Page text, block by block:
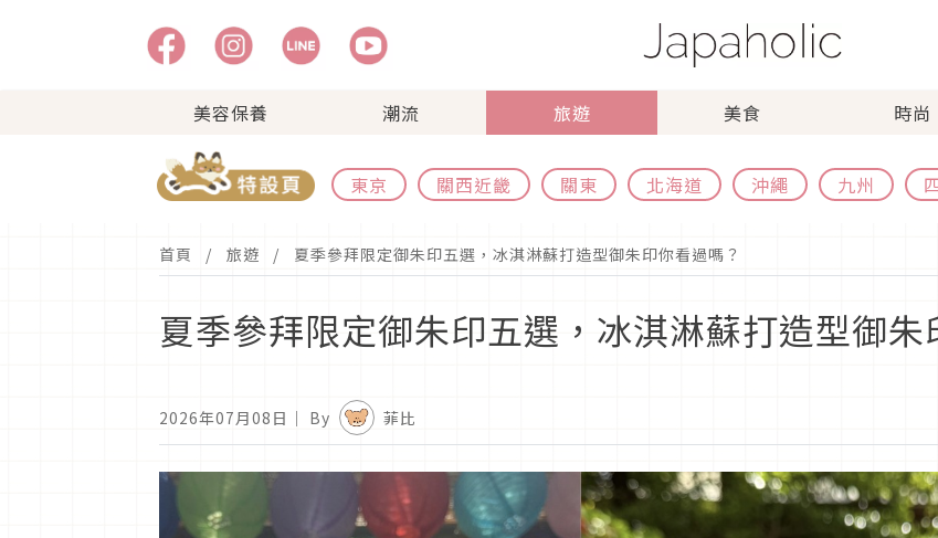
美容保養 潮流 旅遊 美食 時尚
東京 關西近畿 關東 北海道 沖繩 九州
首頁 旅遊 夏季參拜限定御朱印五選，冰淇淋蘇打造型御朱印你看過嗎？
夏季參拜限定御朱印五選，冰淇淋蘇打造型御朱
2026年07月08日 ｜ By 菲比